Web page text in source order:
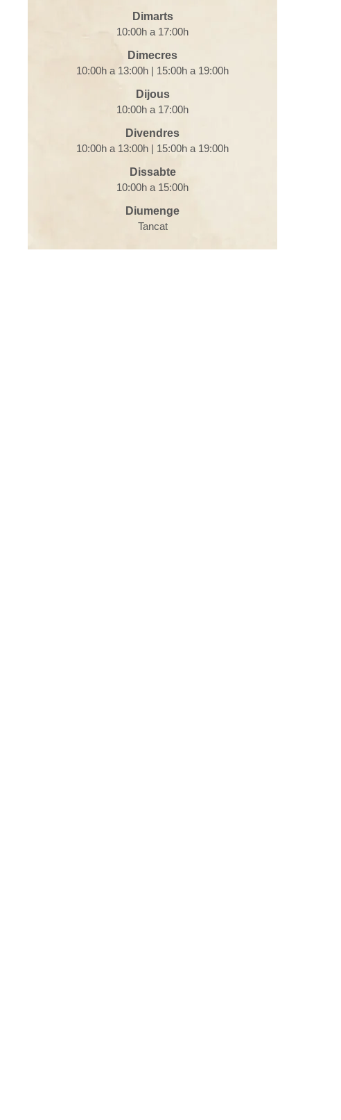
Dimarts
10:00h a 17:00h
Dimecres
10:00h a 13:00h | 15:00h a 19:00h
Dijous
10:00h a 17:00h
Divendres
10:00h a 13:00h | 15:00h a 19:00h
Dissabte
10:00h a 15:00h
Diumenge
Tancat